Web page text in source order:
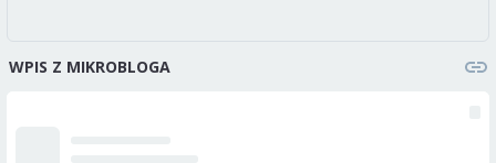
WPIS Z MIKROBLOGA